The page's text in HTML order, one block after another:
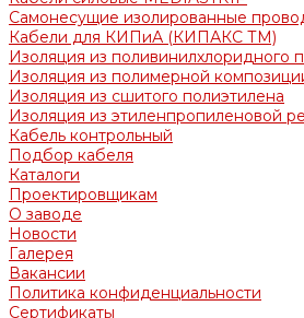
Самонесущие изолированные
Кабели для КИПиА (КИПАКС ТМ)
Изоляция из поливинилхлоридного
Изоляция из полимерной
Изоляция из сшитого полиэтилена
Изоляция из этиленпропиленовой
Кабель контрольный
Подбор кабеля
Каталоги
Проектировщикам
О заводе
Новости
Галерея
Вакансии
Политика конфиденциальности
Сертификаты